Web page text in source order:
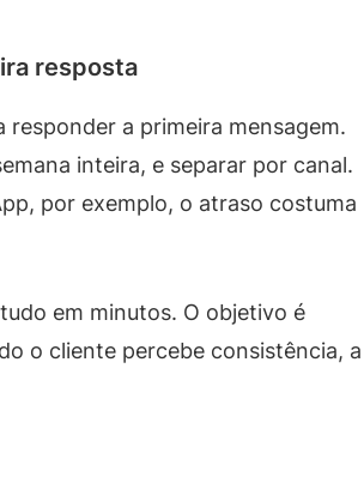
resposta
a primeira mensagem.
inteira, e separar por canal.
por exemplo, o atraso costuma
em minutos. O objetivo é
o cliente percebe consistência, a